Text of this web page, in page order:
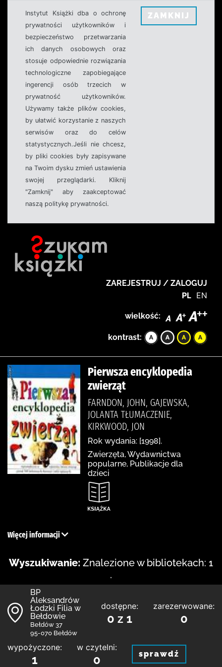
Instytut Książki dba o ochronę
prywatności użytkowników i
bezpieczeństwo przetwarzania
ich danych osobowych oraz
stosuje odpowiednie rozwiązania
technologiczne zapobiegające
ingerencji osób trzecich w
prywatność użytkowników.
Używamy także plików cookies,
by ułatwić korzystanie z naszych
serwisów oraz do celów
statystycznych.Jeśli nie chcesz,
by pliki cookies były zapisywane
na Twoim dysku zmień ustawienia
swojej przeglądarki. Kliknij
"Zamknij" aby zaakceptować
naszą politykę prywatności.
ZAMKNIJ
ZAREJESTRUJ / ZALOGUJ
PL EN
wielkość:
kontrast:
Pierwsza encyklopedia
zwierząt
FARNDON, JOHN, GAJEWSKA,
JOLANTA TŁUMACZENIE,
KIRKWOOD, JON
Rok wydania: [1998].
Zwierzęta, Wydawnictwa
popularne, Publikacje dla
dzieci
Więcej informacji
Wyszukiwanie: Znalezione w bibliotekach: 1
.
BP
Aleksandrów
Łodzki Filia w
Bełdowie
Bełdów 37
95-070 Bełdów
dostępne:
0 z 1
zarezerwowane:
0
wypożyczone:
1
w czytelni:
0 sprawdź